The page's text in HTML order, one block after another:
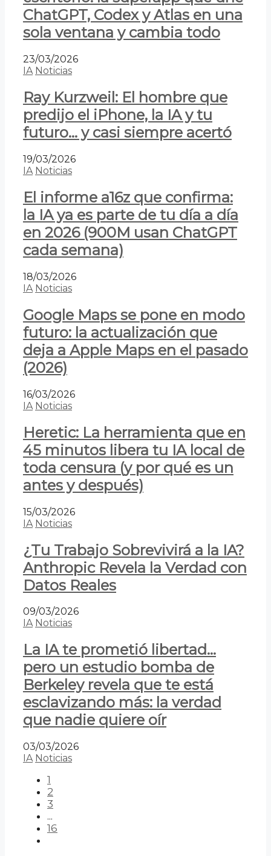
ChatGPT, Codex y Atlas en una
sola ventana y cambia todo
23/03/2026
IA Noticias
Ray Kurzweil: El hombre que
predijo el iPhone, la IA y tu
futuro… y casi siempre acertó
19/03/2026
IA Noticias
El informe a16z que confirma:
la IA ya es parte de tu día a día
en 2026 (900M usan ChatGPT
cada semana)
18/03/2026
IA Noticias
Google Maps se pone en modo
futuro: la actualización que
deja a Apple Maps en el pasado
(2026)
16/03/2026
IA Noticias
Heretic: La herramienta que en
45 minutos libera tu IA local de
toda censura (y por qué es un
antes y después)
15/03/2026
IA Noticias
¿Tu Trabajo Sobrevivirá a la IA?
Anthropic Revela la Verdad con
Datos Reales
09/03/2026
IA Noticias
La IA te prometió libertad…
pero un estudio bomba de
Berkeley revela que te está
esclavizando más: la verdad
que nadie quiere oír
03/03/2026
IA Noticias
1
2
3
...
16